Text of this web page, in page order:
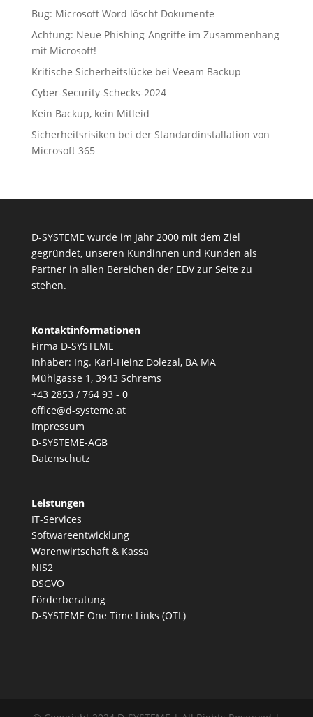
Bug: Microsoft Word löscht Dokumente
Achtung: Neue Phishing-Angriffe im Zusammenhang
mit Microsoft!
Kritische Sicherheitslücke bei Veeam Backup
Cyber-Security-Schecks-2024
Kein Backup, kein Mitleid
Sicherheitsrisiken bei der Standardinstallation von
Microsoft 365
D-SYSTEME wurde im Jahr 2000 mit dem Ziel
gegründet, unseren Kundinnen und Kunden als
Partner in allen Bereichen der EDV zur Seite zu
stehen.
Kontaktinformationen
Firma D-SYSTEME
Inhaber: Ing. Karl-Heinz Dolezal, BA MA
Mühlgasse 1, 3943 Schrems
+43 2853 / 764 93 - 0
office@d-systeme.at
Impressum
D-SYSTEME-AGB
Datenschutz
Leistungen
IT-Services
Softwareentwicklung
Warenwirtschaft & Kassa
NIS2
DSGVO
Förderberatung
D-SYSTEME One Time Links (OTL)